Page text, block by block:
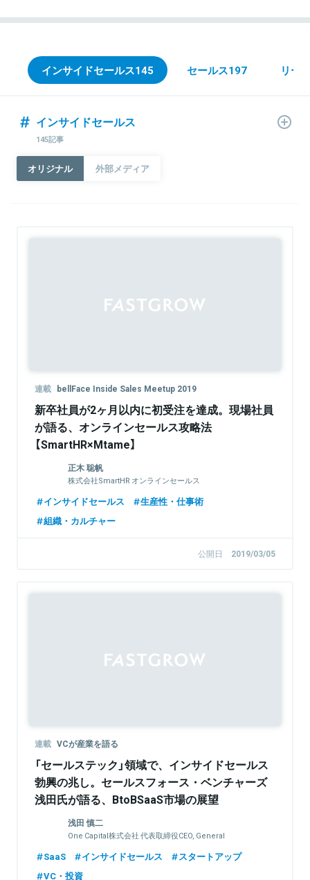
インサイドセールス145 セールス197 リー
インサイドセールス
145記事
オリジナル 外部メディア
連載 bellFace Inside Sales Meetup 2019
新卒社員が2ヶ月以内に初受注を達成。現場社員
が語る、オンラインセールス攻略法
【SmartHR×Mtame】
正木 聡帆
株式会社SmartHR オンラインセールス
インサイドセールス
生産性・仕事術
組織・カルチャー
公開日 2019/03/05
連載 VCが産業を語る
「セールステック」領域で、インサイドセールス
勃興の兆し。セールスフォース・ベンチャーズ
浅田氏が語る、BtoBSaaS市場の展望
浅田 慎二
One Capital株式会社 代表取締役CEO, General
SaaS インサイドセールス
スタートアップ
VC・投資